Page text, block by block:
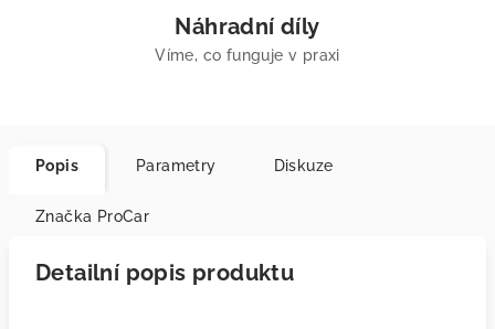
Náhradní díly
Víme, co funguje v praxi
Popis Parametry Diskuze
Značka ProCar
Detailní popis produktu